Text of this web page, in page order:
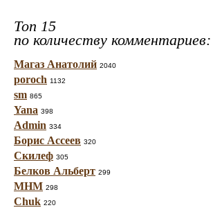
Топ 15
по количеству комментариев:
Магаз Анатолий 2040
poroch 1132
sm 865
Yana 398
Admin 334
Борис Ассеев 320
Скилеф 305
Белков Альберт 299
МНМ 298
Chuk 220